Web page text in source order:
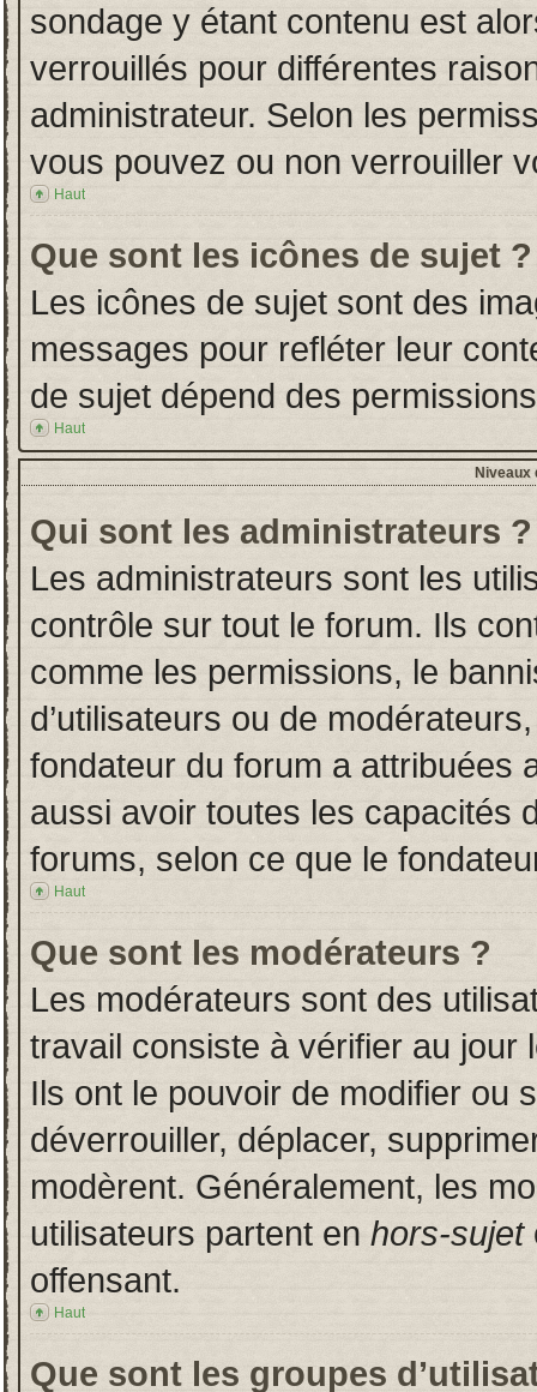
sondage y étant contenu est
verrouillés pour différentes
administrateur. Selon les
vous pouvez ou non verrouiller
Haut
Que sont les icônes de sujet ?
Les icônes de sujet sont des
messages pour refléter leur
de sujet dépend des
Haut
Niveaux
Qui sont les administrateurs ?
Les administrateurs sont les
contrôle sur tout le forum. Ils
comme les permissions, le
d’utilisateurs ou de
fondateur du forum a attribuées
aussi avoir toutes les capacités
forums, selon ce que le
Haut
Que sont les modérateurs ?
Les modérateurs sont des
travail consiste à vérifier au jour
Ils ont le pouvoir de modifier ou
déverrouiller, déplacer,
modèrent. Généralement, les
utilisateurs partent en hors-sujet
offensant.
Haut
Que sont les groupes